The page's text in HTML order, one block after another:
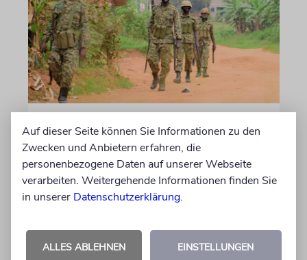
Ugandas Parlament billigt
Truppenentsendung nach
Gaza
internationalen Stabilisierungstruppe
Auf dieser Seite können Sie Informationen zu den
Zwecken und Anbietern erfahren, die
personenbezogene Daten auf unserer Webseite
verarbeiten. Weitergehende Informationen finden Sie
in unserer Datenschutzerklärung.
ALLES ABLEHNEN EINSTELLUNGEN